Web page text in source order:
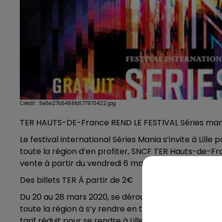
Crédit : 5e5e27b5466fd1.77970422.jpg
TER HAUTS-DE-France REND LE FESTIVAL Séries
Le festival international Séries Mania s’invite à Lille
toute la région d’en profiter, SNCF TER Hauts-de-
vente à partir du vendredi 6 mars des billets à
Des billets TER À partir de 2€
Du 20 au 28 mars 2020, se déroulera à Lille le
toute la région à s’y rendre en train, TER Hauts-